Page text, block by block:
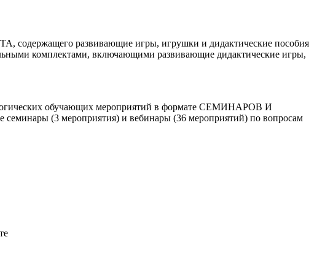
развивающие игры, игрушки и дидактические пособия
комплектами, включающими развивающие дидактические игры,
обучающих мероприятий в формате СЕМИНАРОВ И
(3 мероприятия) и вебинары (36 мероприятий) по вопросам